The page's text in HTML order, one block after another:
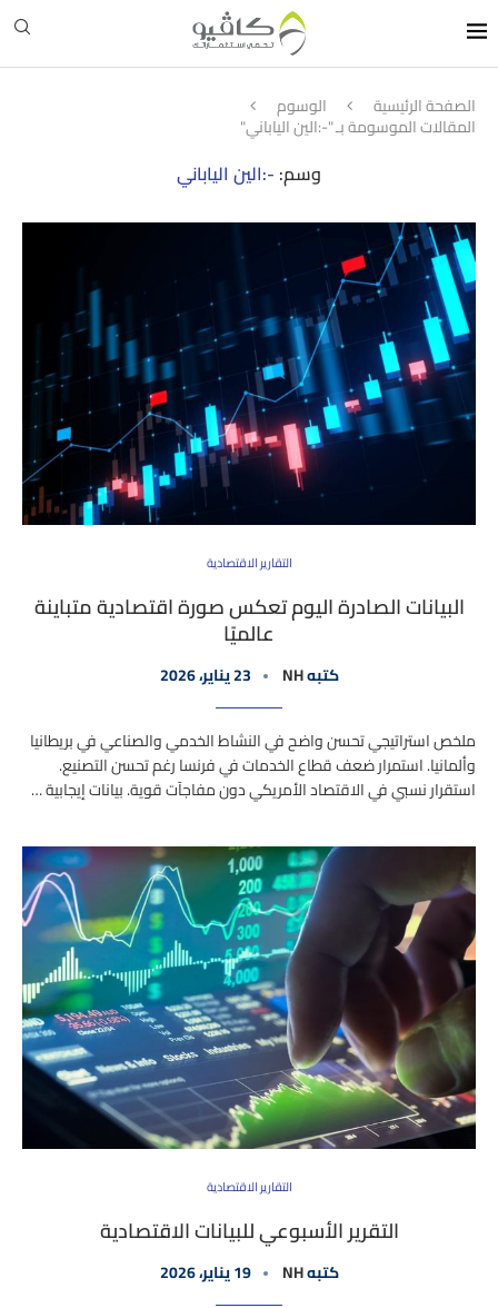
الصفحة الرئيسية الوسوم
المقالات الموسومة بـ "-:الين الياباني"
وسم: -:الين الياباني
التقارير الاقتصادية
البيانات الصادرة اليوم تعكس صورة اقتصادية متباينة
عالميًا
كتبهNH 23 يناير، 2026
ملخص استراتيجي تحسن واضح في النشاط الخدمي والصناعي في بريطانيا
وألمانيا. استمرار ضعف قطاع الخدمات في فرنسا رغم تحسن التصنيع.
استقرار نسبي في الاقتصاد الأمريكي دون مفاجآت قوية. بيانات إيجابية …
التقارير الاقتصادية
التقرير الأسبوعي للبيانات الاقتصادية
كتبهNH 19 يناير، 2026